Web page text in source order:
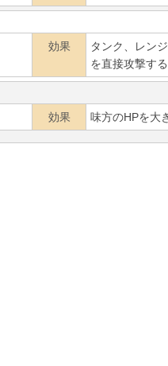
効果
タンク、レン
を直接攻撃す
効果 味方のHPを大